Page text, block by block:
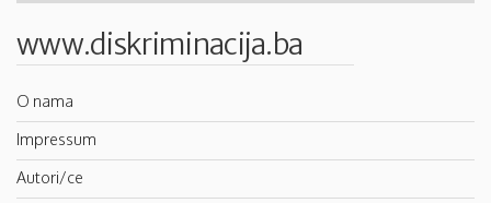
www.diskriminacija.ba
O nama
Impressum
Autori/ce